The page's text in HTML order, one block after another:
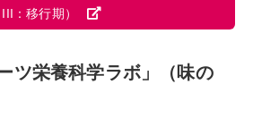
III：移行期）
ツ栄養科学ラボ」（味の